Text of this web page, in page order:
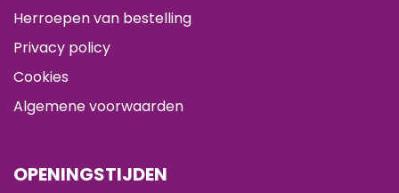
Herroepen van bestelling
Privacy policy
Cookies
Algemene voorwaarden
OPENINGSTIJDEN